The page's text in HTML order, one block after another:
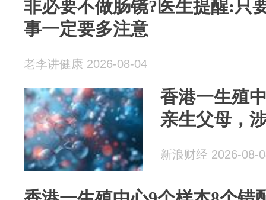
非必要不做肠镜?医生提醒:只
事一定要多注意
老李讲健康 2026-08-04
香港一生殖
亲生父母，
新浪财经 2026-08-